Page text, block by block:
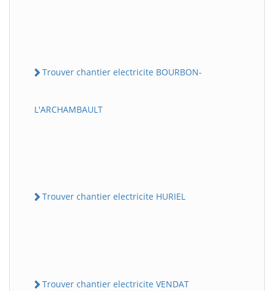
Trouver chantier electricite BOURBON-
L'ARCHAMBAULT
Trouver chantier electricite HURIEL
Trouver chantier electricite VENDAT